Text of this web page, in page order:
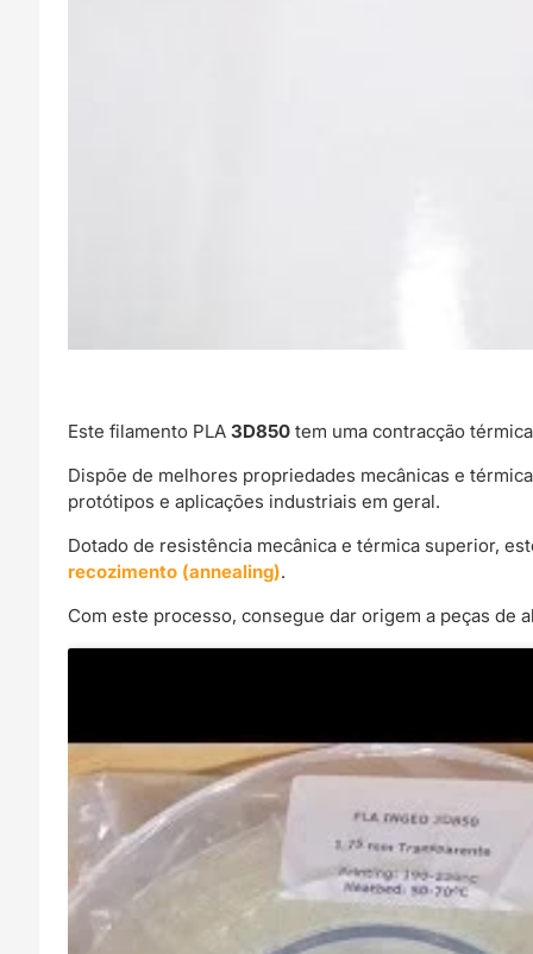
Este filamento PLA3D850 tem uma contracção
Dispõe de melhores propriedades mecânicas e
protótipos e aplicações industriais em geral.
Dotado de resistência mecânica e térmica superior,
recozimento (annealing).
Com este processo, consegue dar origem a peças de